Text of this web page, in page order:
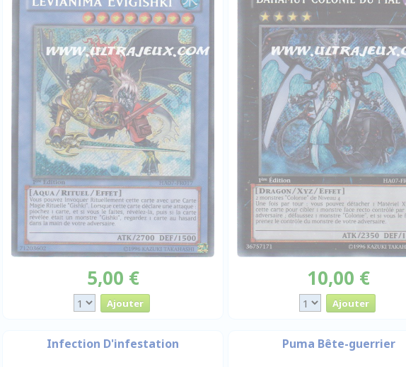
5,00 € 10,00 €
Infection D'infestation Puma Bête-guerrier